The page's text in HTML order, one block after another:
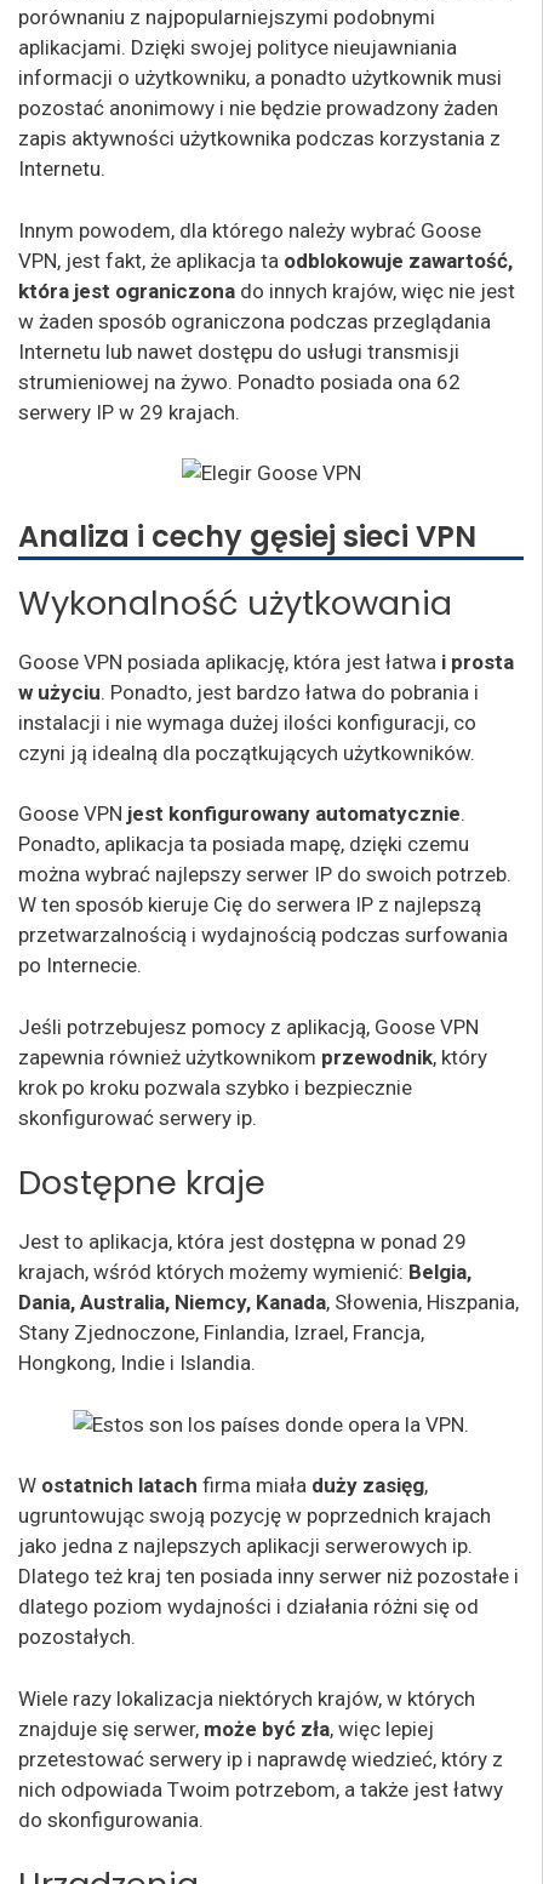
porównaniu z najpopularniejszymi podobnymi
aplikacjami. Dzięki swojej polityce nieujawniania
informacji o użytkowniku, a ponadto użytkownik musi
pozostać anonimowy i nie będzie prowadzony żaden
zapis aktywności użytkownika podczas korzystania z
Internetu.
Innym powodem, dla którego należy wybrać Goose
VPN, jest fakt, że aplikacja ta odblokowuje zawartość,
która jest ograniczona do innych krajów, więc nie jest
w żaden sposób ograniczona podczas przeglądania
Internetu lub nawet dostępu do usługi transmisji
strumieniowej na żywo. Ponadto posiada ona 62
serwery IP w 29 krajach.
Analiza i cechy gęsiej sieci VPN
Wykonalność użytkowania
Goose VPN posiada aplikację, która jest łatwa i prosta
w użyciu. Ponadto, jest bardzo łatwa do pobrania i
instalacji i nie wymaga dużej ilości konfiguracji, co
czyni ją idealną dla początkujących użytkowników.
Goose VPN jest konfigurowany automatycznie.
Ponadto, aplikacja ta posiada mapę, dzięki czemu
można wybrać najlepszy serwer IP do swoich potrzeb.
W ten sposób kieruje Cię do serwera IP z najlepszą
przetwarzalnością i wydajnością podczas surfowania
po Internecie.
Jeśli potrzebujesz pomocy z aplikacją, Goose VPN
zapewnia również użytkownikom przewodnik, który
krok po kroku pozwala szybko i bezpiecznie
skonfigurować serwery ip.
Dostępne kraje
Jest to aplikacja, która jest dostępna w ponad 29
krajach, wśród których możemy wymienić: Belgia,
Dania, Australia, Niemcy, Kanada, Słowenia, Hiszpania,
Stany Zjednoczone, Finlandia, Izrael, Francja,
Hongkong, Indie i Islandia.
W ostatnich latach firma miała duży zasięg,
ugruntowując swoją pozycję w poprzednich krajach
jako jedna z najlepszych aplikacji serwerowych ip.
Dlatego też kraj ten posiada inny serwer niż pozostałe i
dlatego poziom wydajności i działania różni się od
pozostałych.
Wiele razy lokalizacja niektórych krajów, w których
znajduje się serwer, może być zła, więc lepiej
przetestować serwery ip i naprawdę wiedzieć, który z
nich odpowiada Twoim potrzebom, a także jest łatwy
do skonfigurowania.